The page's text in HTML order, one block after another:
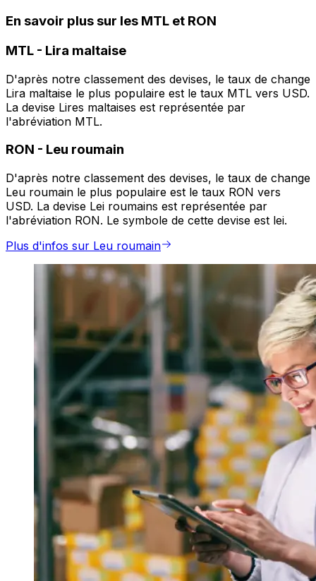
En savoir plus sur les MTL et RON
MTL - Lira maltaise
D'après notre classement des devises, le taux de change
Lira maltaise le plus populaire est le taux MTL vers USD.
La devise Lires maltaises est représentée par
l'abréviation MTL.
RON - Leu roumain
D'après notre classement des devises, le taux de change
Leu roumain le plus populaire est le taux RON vers
USD. La devise Lei roumains est représentée par
l'abréviation RON. Le symbole de cette devise est lei.
Plus d'infos sur Leu roumain